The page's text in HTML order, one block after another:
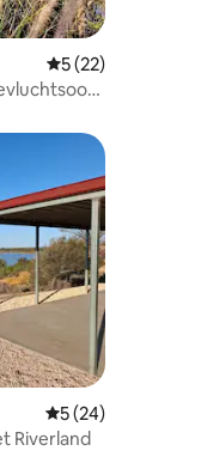
recensies
Gemiddelde
5 (22)
recensies
Gemiddelde
5 (24)
Riverland